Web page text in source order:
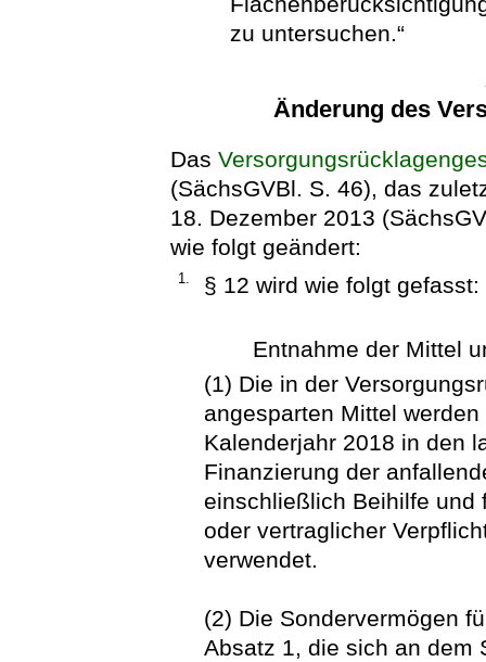
zu untersuchen.“
Änderung des
Das
(SächsGVBl. S. 46), das
18. Dezember 2013
wie folgt geändert:
1. § 12 wird wie folgt gefasst:
Entnahme der Mittel
(1) Die in der
angesparten Mittel
Kalenderjahr 2018 in den
Finanzierung der
einschließlich Beihilfe und
oder vertraglicher
verwendet.
(2) Die Sondervermögen
Absatz 1, die sich an dem